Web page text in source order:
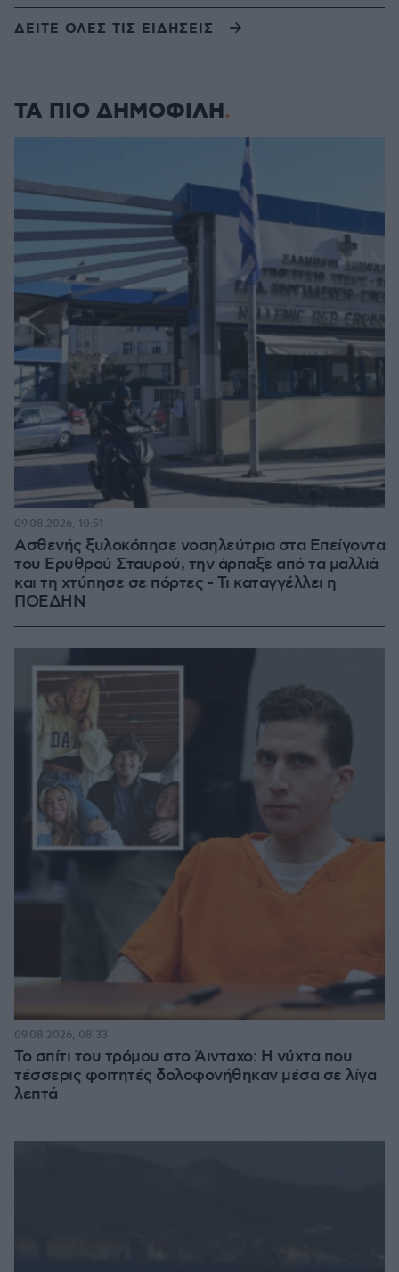
ΔΕΙΤΕ ΟΛΕΣ ΤΙΣ ΕΙΔΗΣΕΙΣ
ΤΑ ΠΙΟ ΔΗΜΟΦΙΛΗ
Ασθενής ξυλοκόπησε νοσηλεύτρια στα Επείγοντα
του Ερυθρού Σταυρού, την άρπαξε από τα μαλλιά
και τη χτύπησε σε πόρτες - Τι καταγγέλλει η
ΠΟΕΔΗΝ
09.08.2026, 10:51
Το σπίτι του τρόμου στο Άινταχο: Η νύχτα που
τέσσερις φοιτητές δολοφονήθηκαν μέσα σε λίγα
λεπτά
09.08.2026, 08:33